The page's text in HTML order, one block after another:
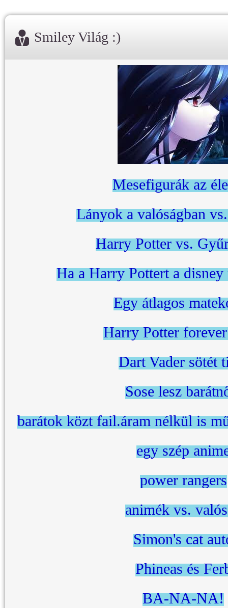
Smiley Világ :)
Mesefigurák az
Lányok a valóságban
Harry Potter vs.
Ha a Harry Pottert a
Egy átlagos
Harry Potter
Dart Vader sötét
Sose lesz
barátok közt fail.áram nélkül is
egy szép
power rangers
animék vs.
Simon's cat
Phineas és
BA-NA-NA!